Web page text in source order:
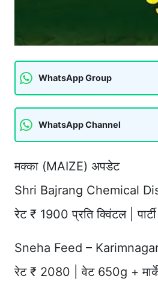
WhatsApp Group
WhatsApp Channel
मक्का (MAIZE) अपडेट
Shri Bajrang Chemical
रेट ₹ 1900 प्रति क्विंटल |
Sneha Feed –
रेट ₹ 2080 | वेट 650g +